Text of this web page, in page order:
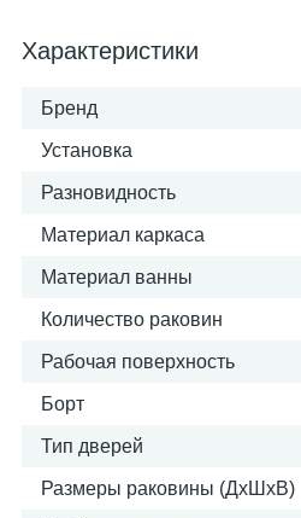
Характеристики
Бренд
Установка
Разновидность
Материал каркаса
Материал ванны
Количество раковин
Рабочая поверхность
Борт
Тип дверей
Размеры раковины (ДхШхВ)